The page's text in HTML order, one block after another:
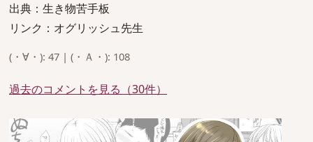
出典：生き物苦手板
リンク：オグリッシュ先生
(・∀・): 47 | (・Ａ・): 108
過去のコメントを見る（30件）